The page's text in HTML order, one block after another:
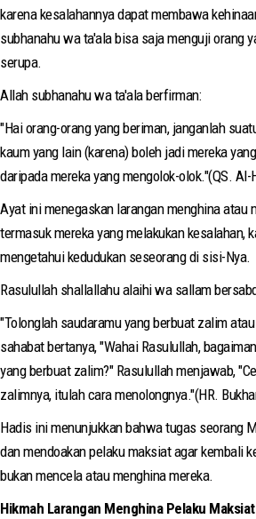
karena kesalahannya dapat membawa
subhanahu wa ta'ala bisa saja menguji orang
serupa.
Allah subhanahu wa ta'ala berfirman:
"Hai orang-orang yang beriman, janganlah
kaum yang lain (karena) boleh jadi mereka
daripada mereka yang mengolok-olok."(QS. Al-
Ayat ini menegaskan larangan menghina atau
termasuk mereka yang melakukan kesalahan,
mengetahui kedudukan seseorang di sisi-Nya.
Rasulullah shallallahu alaihi wa sallam
"Tolonglah saudaramu yang berbuat zalim
sahabat bertanya, "Wahai Rasulullah,
yang berbuat zalim?" Rasulullah menjawab,
zalimnya, itulah cara menolongnya."(HR.
Hadis ini menunjukkan bahwa tugas seorang
dan mendoakan pelaku maksiat agar kembali
bukan mencela atau menghina mereka.
Hikmah Larangan Menghina Pelaku Maksiat